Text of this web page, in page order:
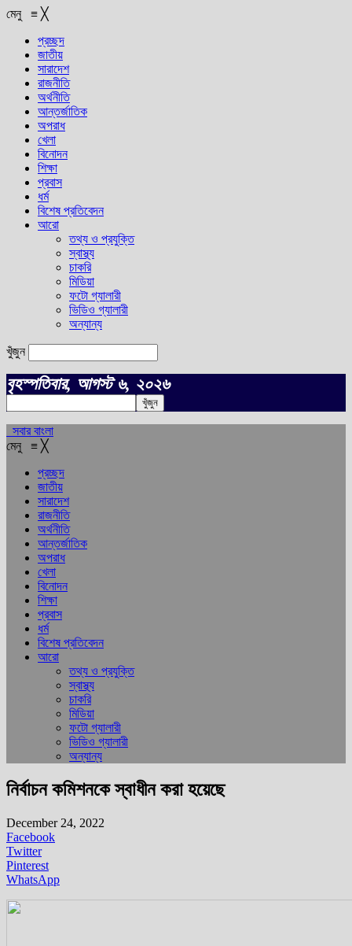
মেনু ≡ ╳
প্রচ্ছদ
জাতীয়
সারাদেশ
রাজনীতি
অর্থনীতি
আন্তর্জাতিক
অপরাধ
খেলা
বিনোদন
শিক্ষা
প্রবাস
ধর্ম
বিশেষ প্রতিবেদন
আরো
তথ্য ও প্রযুক্তি
স্বাস্থ্য
চাকরি
মিডিয়া
ফটো গ্যালারী
ভিডিও গ্যালারী
অন্যান্য
খুঁজুন
বৃহস্পতিবার, আগস্ট ৬, ২০২৬
সবার বাংলা
মেনু ≡ ╳
প্রচ্ছদ
জাতীয়
সারাদেশ
রাজনীতি
অর্থনীতি
আন্তর্জাতিক
অপরাধ
খেলা
বিনোদন
শিক্ষা
প্রবাস
ধর্ম
বিশেষ প্রতিবেদন
আরো
তথ্য ও প্রযুক্তি
স্বাস্থ্য
চাকরি
মিডিয়া
ফটো গ্যালারী
ভিডিও গ্যালারী
অন্যান্য
নির্বাচন কমিশনকে স্বাধীন করা হয়েছে
December 24, 2022
Facebook
Twitter
Pinterest
WhatsApp